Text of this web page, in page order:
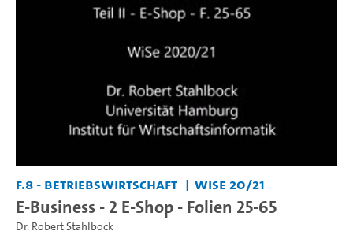
F.8 - Betriebswirtschaft WiSe 20/21
E-Business - 2 E-Shop - Folien 25-65
Dr. Robert Stahlbock